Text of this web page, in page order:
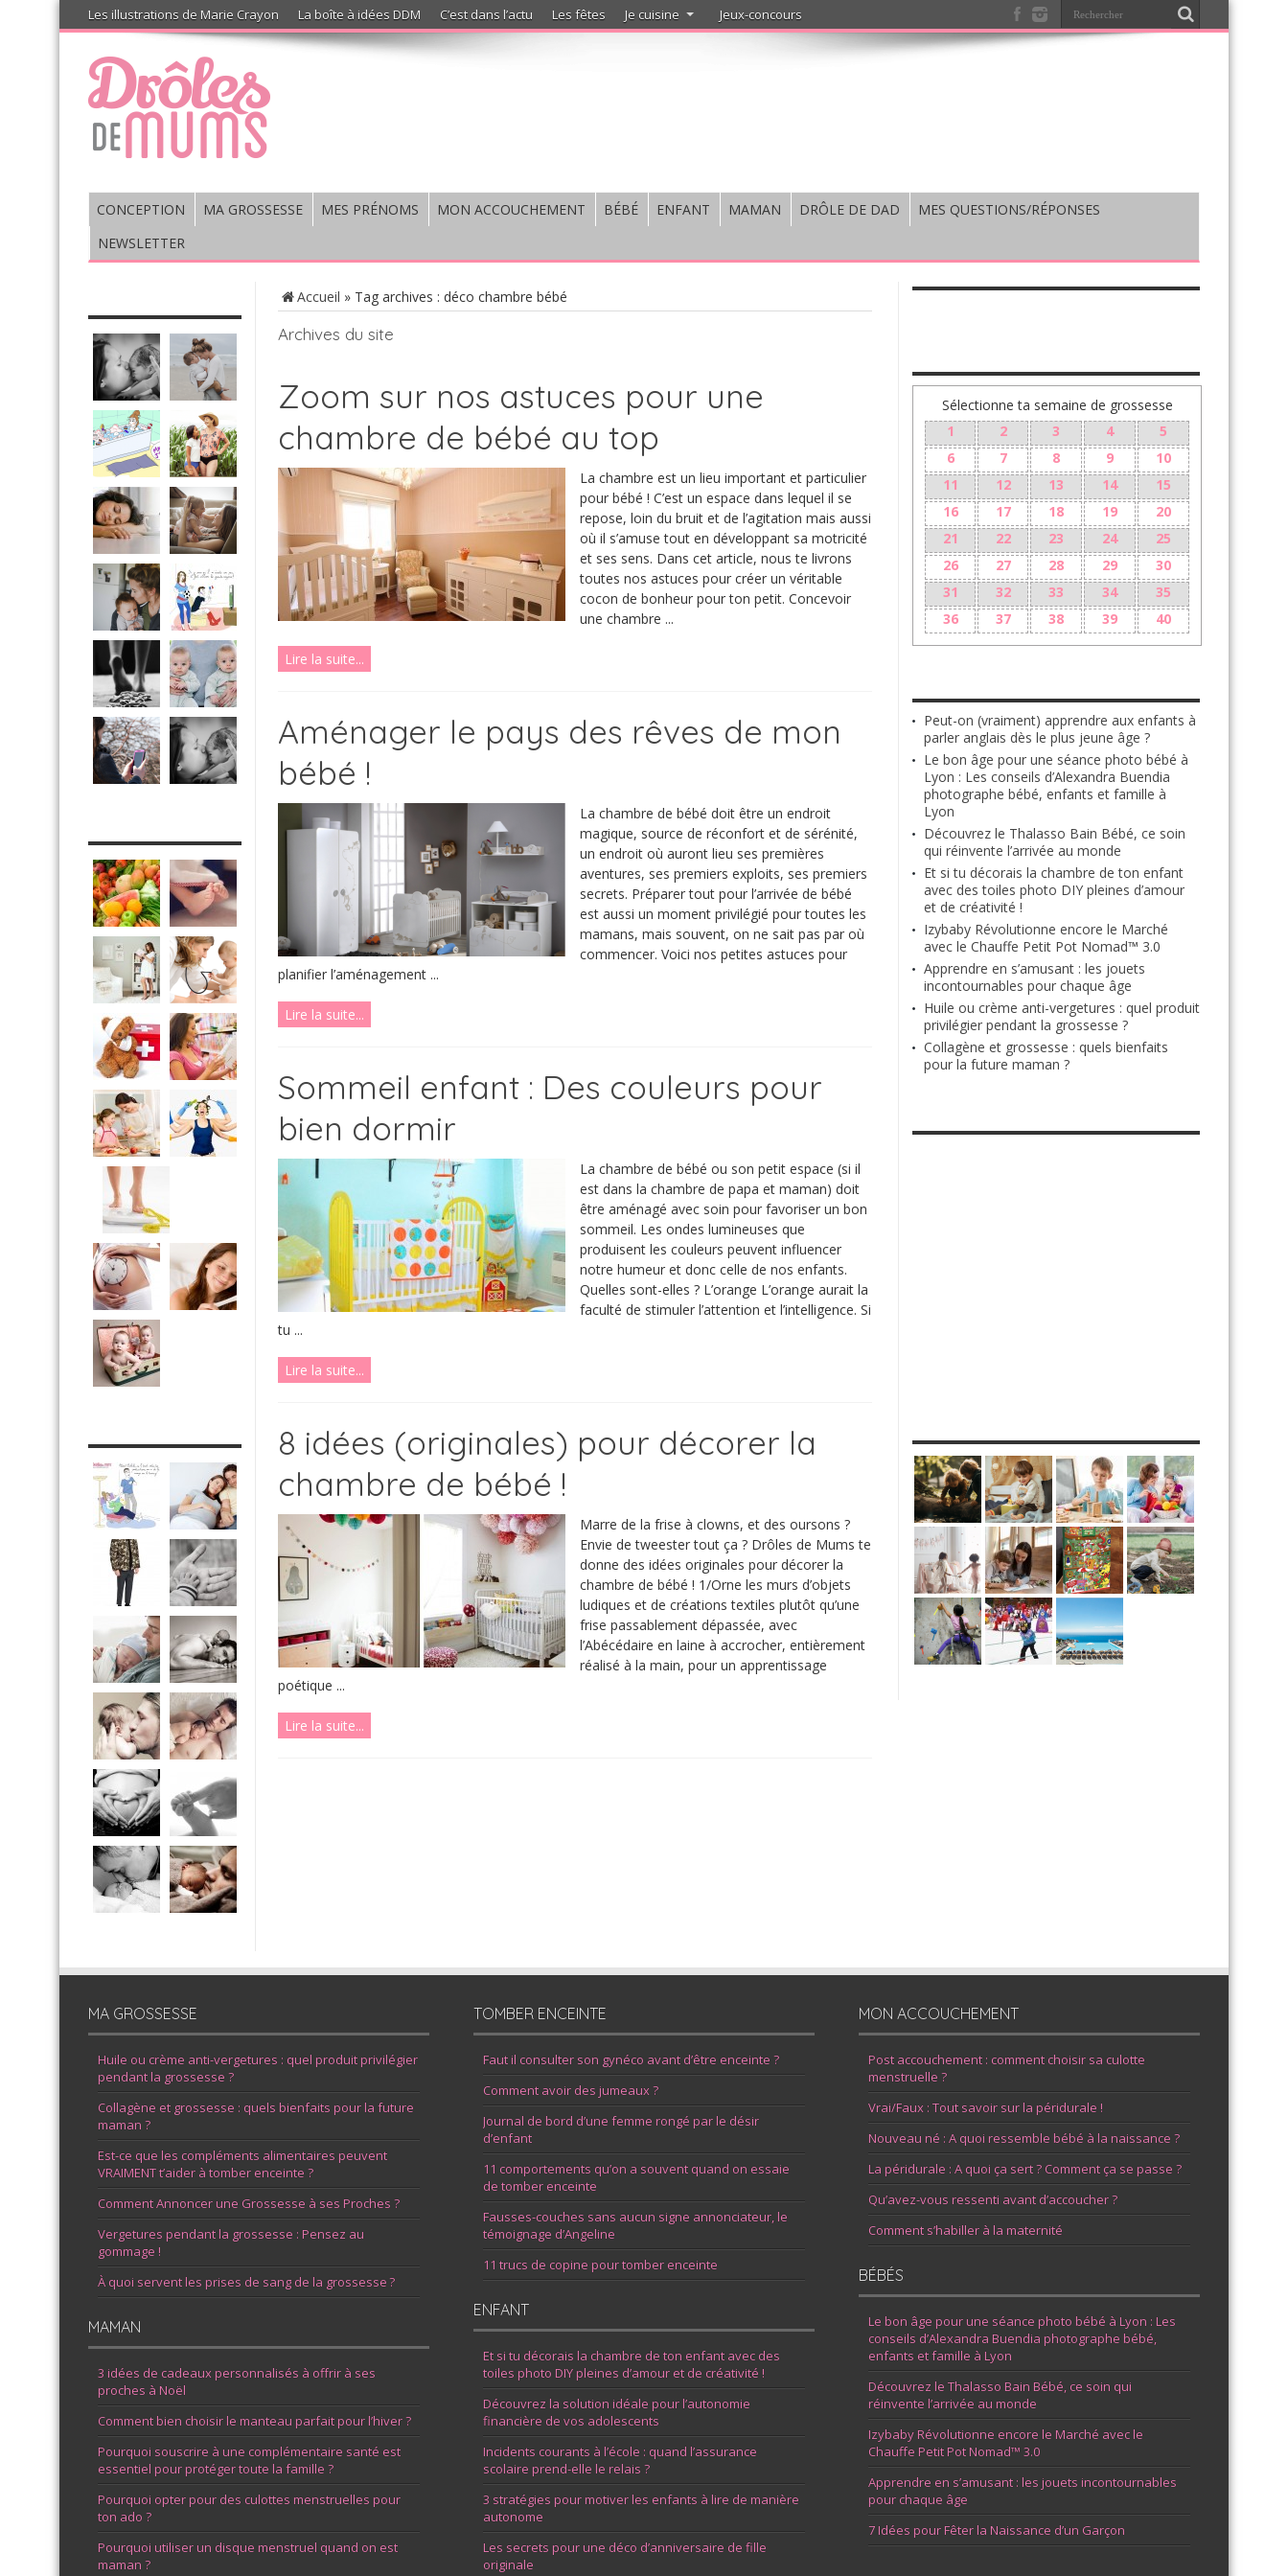
Les illustrations de Marie Crayon La boîte à idées DDM C’est dans l’actu Les fêtes Je cuisine Jeux-concours
CONCEPTION MA GROSSESSE MES PRÉNOMS MON ACCOUCHEMENT BÉBÉ ENFANT MAMAN DRÔLE DE DAD
MES QUESTIONS/RÉPONSES
NEWSLETTER
Accueil » Tag archives : déco chambre bébé
Archives du site
Zoom sur nos astuces pour une
chambre de bébé au top
La chambre est un lieu important et particulier
pour bébé ! C’est un espace dans lequel il se
repose, loin du bruit et de l’agitation mais aussi
où il s’amuse tout en développant sa motricité
et ses sens. Dans cet article, nous te livrons
toutes nos astuces pour créer un véritable
cocon de bonheur pour ton petit. Concevoir
une chambre ...
Lire la suite...
Aménager le pays des rêves de mon
bébé !
La chambre de bébé doit être un endroit
magique, source de réconfort et de sérénité,
un endroit où auront lieu ses premières
aventures, ses premiers exploits, ses premiers
secrets. Préparer tout pour l’arrivée de bébé
est aussi un moment privilégié pour toutes les
mamans, mais souvent, on ne sait pas par où
commencer. Voici nos petites astuces pour
planifier l’aménagement ...
Lire la suite...
Sommeil enfant : Des couleurs pour
bien dormir
La chambre de bébé ou son petit espace (si il
est dans la chambre de papa et maman) doit
être aménagé avec soin pour favoriser un bon
sommeil. Les ondes lumineuses que
produisent les couleurs peuvent influencer
notre humeur et donc celle de nos enfants.
Quelles sont-elles ? L’orange L’orange aurait la
faculté de stimuler l’attention et l’intelligence. Si
tu ...
Lire la suite...
8 idées (originales) pour décorer la
chambre de bébé !
Marre de la frise à clowns, et des oursons ?
Envie de tweester tout ça ? Drôles de Mums te
donne des idées originales pour décorer la
chambre de bébé ! 1/Orne les murs d’objets
ludiques et de créations textiles plutôt qu’une
frise passablement dépassée, avec
l’Abécédaire en laine à accrocher, entièrement
réalisé à la main, pour un apprentissage
poétique ...
Lire la suite...
Sélectionne ta semaine de grossesse
1
2 3 4
5
6
7 8 9
10
11
12 13 14
15
16
17 18 19
20
21
22 23 24
25
26
27 28 29
30
31
32 33 34
35
36
37 38 39 40
Peut-on (vraiment) apprendre aux enfants à
parler anglais dès le plus jeune âge ?
Le bon âge pour une séance photo bébé à
Lyon : Les conseils d’Alexandra Buendia
photographe bébé, enfants et famille à
Lyon
Découvrez le Thalasso Bain Bébé, ce soin
qui réinvente l’arrivée au monde
Et si tu décorais la chambre de ton enfant
avec des toiles photo DIY pleines d’amour
et de créativité !
Izybaby Révolutionne encore le Marché
avec le Chauffe Petit Pot Nomad™ 3.0
Apprendre en s’amusant : les jouets
incontournables pour chaque âge
Huile ou crème anti-vergetures : quel produit
privilégier pendant la grossesse ?
Collagène et grossesse : quels bienfaits
pour la future maman ?
MA GROSSESSE
Huile ou crème anti-vergetures : quel produit privilégier
pendant la grossesse ?
Collagène et grossesse : quels bienfaits pour la future
maman ?
Est-ce que les compléments alimentaires peuvent
VRAIMENT t’aider à tomber enceinte ?
Comment Annoncer une Grossesse à ses Proches ?
Vergetures pendant la grossesse : Pensez au
gommage !
À quoi servent les prises de sang de la grossesse ?
MAMAN
3 idées de cadeaux personnalisés à offrir à ses
proches à Noël
Comment bien choisir le manteau parfait pour l’hiver ?
Pourquoi souscrire à une complémentaire santé est
essentiel pour protéger toute la famille ?
Pourquoi opter pour des culottes menstruelles pour
ton ado ?
Pourquoi utiliser un disque menstruel quand on est
maman ?
TOMBER ENCEINTE
Faut il consulter son gynéco avant d’être enceinte ?
Comment avoir des jumeaux ?
Journal de bord d’une femme rongé par le désir
d’enfant
11 comportements qu’on a souvent quand on essaie
de tomber enceinte
Fausses-couches sans aucun signe annonciateur, le
témoignage d’Angeline
11 trucs de copine pour tomber enceinte
ENFANT
Et si tu décorais la chambre de ton enfant avec des
toiles photo DIY pleines d’amour et de créativité !
Découvrez la solution idéale pour l’autonomie
financière de vos adolescents
Incidents courants à l’école : quand l’assurance
scolaire prend-elle le relais ?
3 stratégies pour motiver les enfants à lire de manière
autonome
Les secrets pour une déco d’anniversaire de fille
originale
MON ACCOUCHEMENT
Post accouchement : comment choisir sa culotte
menstruelle ?
Vrai/Faux : Tout savoir sur la péridurale !
Nouveau né : A quoi ressemble bébé à la naissance ?
La péridurale : A quoi ça sert ? Comment ça se passe ?
Qu’avez-vous ressenti avant d’accoucher ?
Comment s’habiller à la maternité
BÉBÉS
Le bon âge pour une séance photo bébé à Lyon : Les
conseils d’Alexandra Buendia photographe bébé,
enfants et famille à Lyon
Découvrez le Thalasso Bain Bébé, ce soin qui
réinvente l’arrivée au monde
Izybaby Révolutionne encore le Marché avec le
Chauffe Petit Pot Nomad™ 3.0
Apprendre en s’amusant : les jouets incontournables
pour chaque âge
7 Idées pour Fêter la Naissance d’un Garçon